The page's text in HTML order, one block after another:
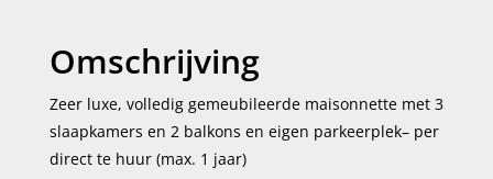
Omschrijving
Zeer luxe, volledig gemeubileerde maisonnette met 3
slaapkamers en 2 balkons en eigen parkeerplek– per
direct te huur (max. 1 jaar)